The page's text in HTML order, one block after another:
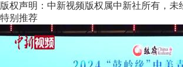
版权声明：中新视频版权属中新社所有，
特别推荐